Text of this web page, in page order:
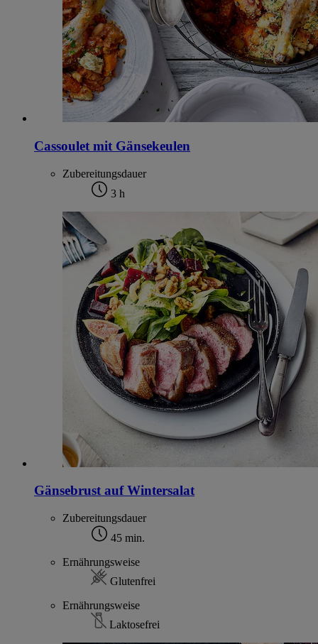
Cassoulet mit Gänsekeulen
Zubereitungsdauer
3 h
Gänsebrust auf Wintersalat
Zubereitungsdauer
45 min.
Ernährungsweise
Glutenfrei
Ernährungsweise
Laktosefrei